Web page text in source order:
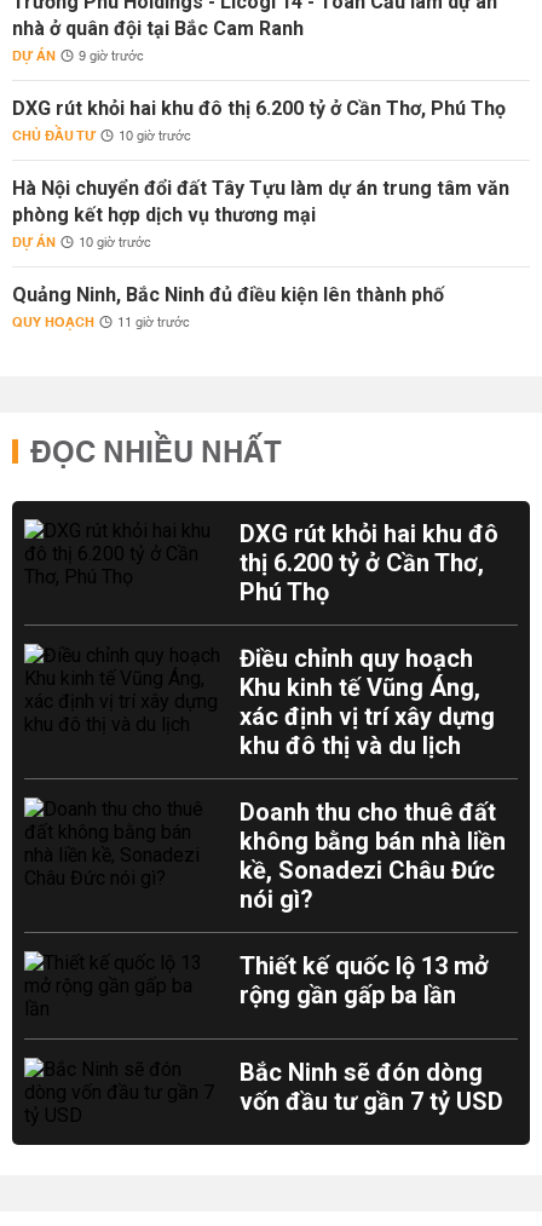
nhà ở quân đội tại Bắc Cam Ranh
DỰ ÁN 9 giờ trước
DXG rút khỏi hai khu đô thị 6.200 tỷ ở Cần Thơ, Phú Thọ
CHỦ ĐẦU TƯ 10 giờ trước
Hà Nội chuyển đổi đất Tây Tựu làm dự án trung tâm văn
phòng kết hợp dịch vụ thương mại
DỰ ÁN 10 giờ trước
Quảng Ninh, Bắc Ninh đủ điều kiện lên thành phố
QUY HOẠCH 11 giờ trước
ĐỌC NHIỀU NHẤT
DXG rút khỏi hai khu đô
thị 6.200 tỷ ở Cần Thơ,
Phú Thọ
Điều chỉnh quy hoạch
Khu kinh tế Vũng Áng,
xác định vị trí xây dựng
khu đô thị và du lịch
Doanh thu cho thuê đất
không bằng bán nhà liền
kề, Sonadezi Châu Đức
nói gì?
Thiết kế quốc lộ 13 mở
rộng gần gấp ba lần
Bắc Ninh sẽ đón dòng
vốn đầu tư gần 7 tỷ USD